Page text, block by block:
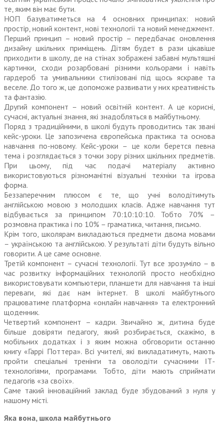
те, яким він має бути.
НОП базуватиметься на 4 основних принципах: новий
простір, новий контент, нові технології та новий менеджмент.
Перший принцип – новий простір – передбачає оновлення
дизайну шкільних приміщень. Дітям будет в рази цікавіше
приходити в школу, де на стінах зображені забавні мультяшні
картинки, сходи розарбовані різними кольорами і навіть
гардероб та умивальники стилізовані під щось яскраве та
веселе. До того ж, це допоможе развивати у них креативність
та фантазію.
Другий компонент – новий освітній контент. А це корисні,
сучасні, актуальні знання, які знадобляться в майбутньому.
Поряд з традиційними, в школі будуть проводитись так звані
кейс-уроки. Це запозичена європейська практика та основа
навчання по-новому. Кейс-уроки – це коли берется певна
тема і розглядається з точки зору різних шкільних предметів.
При цьому, під час подачі матеріалу активно
використовуються різноманітні візуальні техніки та ігрова
форма.
Беззаперечним плюсом є те, що учні володітимуть
англійською мовою з молодших класів. Адже навчання тут
відбувається за принципом 70:10:10:10. Тобто 70% –
розмовна практика і по 10% – граматика, читання, письмо.
Крім того, школярам викладаються предмети двома мовами
– українською та англійською. У результаті діти будуть вільно
говорити. А це саме основне.
Третій компонент – сучасні технології. Тут все зрозуміло – в
час розвитку інформаційних технологій просто необхідно
використовувати компьютери, планшети для навчання та інші
переваги, які дає нам інтернет. В школі майбутнього
працюватиме платформа «онлайн навчання» та елект­ронний
щоденник.
Четвертий компонент – кадри. Звичайно ж, дитина буде
більше довіряти педагогу, який розбирається, скажімо, в
мобільних додатках і з яким можна обговорити останню
книгу «Гаррі Поттера». Всі учителі, які викладатимуть, мають
пройти спеціальні тренінги та оволодіти сучасними ІТ-
технологіями, програмами. Тобто, діти мають сприймати
педагогів «за своїх».
Саме такий інноваційний заклад буде збудований з нуля у
нашому місті.
Яка вона, школа майбутнього